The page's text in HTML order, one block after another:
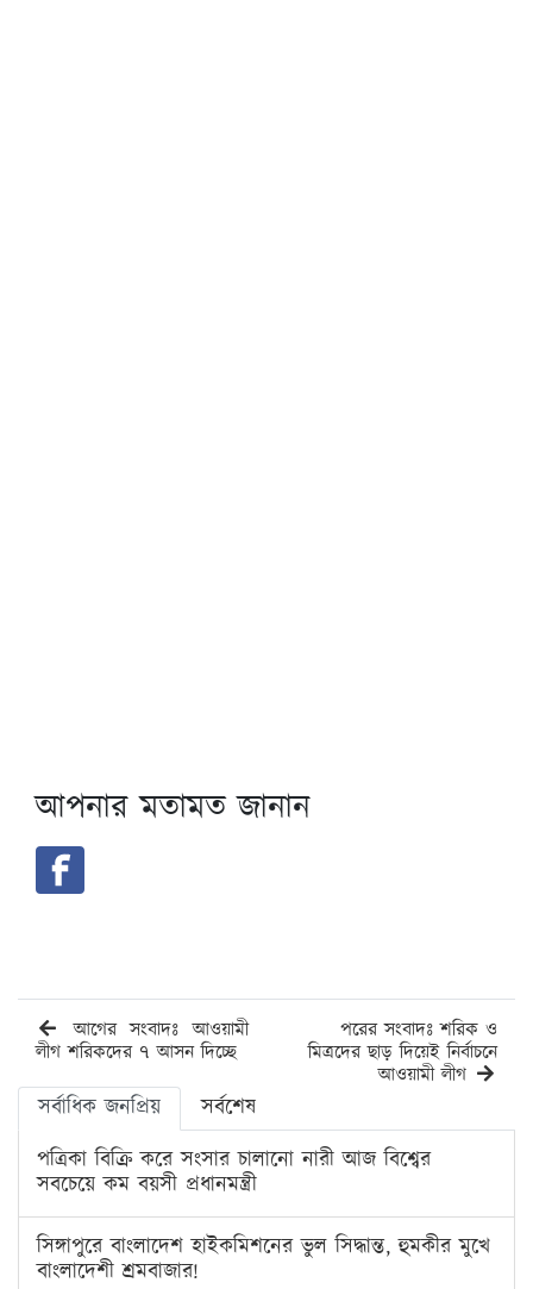
আপনার মতামত জানান
আগের সংবাদঃ আওয়ামী
লীগ শরিকদের ৭ আসন দিচ্ছে
পরের সংবাদঃ শরিক ও
মিত্রদের ছাড় দিয়েই নির্বাচনে
আওয়ামী লীগ
সর্বাধিক জনপ্রিয়
সর্বশেষ
পত্রিকা বিক্রি করে সংসার চালানো নারী আজ বিশ্বের
সবচেয়ে কম বয়সী প্রধানমন্ত্রী
সিঙ্গাপুরে বাংলাদেশ হাইকমিশনের ভুল সিদ্ধান্ত, হুমকীর মুখে
বাংলাদেশী শ্রমবাজার!